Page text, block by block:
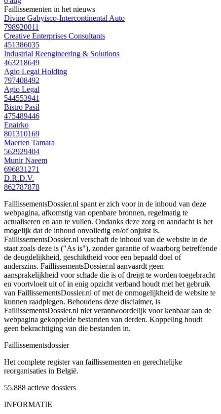
Faillissementen in het nieuws
Divine Gabyisco-Intercontinental Auto
798920011
Creative Enterprises Consultants
451386035
Industrial Reengineering & Solutions
463218649
Agio Legal Holding
797408492
Agio Legal
544553941
Bistro Pasil
475489446
Enairko
801310169
Maerten Tamara
562929404
Munir Naeem
696831271
D.R.D.V.
862787878
FaillissementsDossier.nl spant er zich voor in de inhoud van deze
webpagina, afkomstig van openbare bronnen, regelmatig te
actualiseren en aan te vullen. Ondanks deze zorg en aandacht is het
mogelijk dat de inhoud onvolledig en/of onjuist is.
FaillissementsDossier.nl verschaft de inhoud van de website in de
staat zoals deze is ("As is"), zonder garantie of waarborg betreffende
de deugdelijkheid, geschiktheid voor een bepaald doel of
anderszins. FaillissementsDossier.nl aanvaardt geen
aansprakelijkheid voor schade die is of dreigt te worden toegebracht
en voortvloeit uit of in enig opzicht verband houdt met het gebruik
van FaillissementsDossier.nl of met de onmogelijkheid de website te
kunnen raadplegen. Behoudens deze disclaimer, is
FaillissementsDossier.nl niet verantwoordelijk voor kenbaar aan de
webpagina gekoppelde bestanden van derden. Koppeling houdt
geen bekrachtiging van die bestanden in.
Faillissementsdossier
Het complete register van faillissementen en gerechtelijke
reorganisaties in België.
55.888 actieve dossiers
INFORMATIE